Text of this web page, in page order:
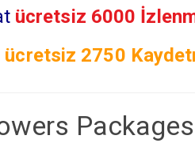
ücretsiz 6000
ücretsiz 2750
Packages